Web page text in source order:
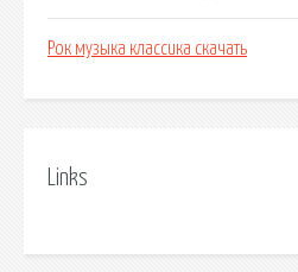
Рок музыка классика скачать
Links